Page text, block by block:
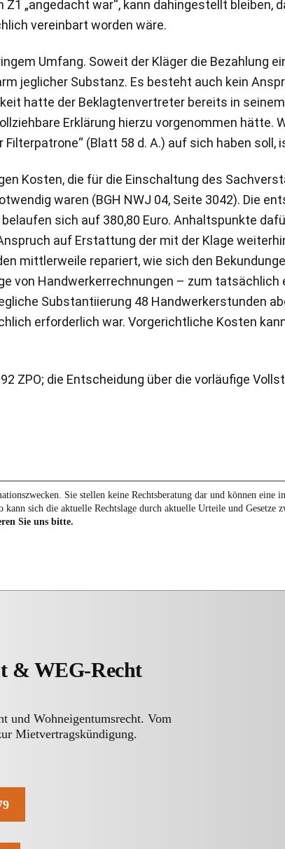
„angedacht war“, kann dahingestellt bleiben,
vereinbart worden wäre.
Umfang. Soweit der Kläger die Bezahlung
jeglicher Substanz. Es besteht auch kein
hatte der Beklagtenvertreter bereits in
Erklärung hierzu vorgenommen hätte.
(Blatt 58 d. A.) auf sich haben soll,
Kosten, die für die Einschaltung des
waren (BGH NWJ 04, Seite 3042). Die
sich auf 380,80 Euro. Anhaltspunkte
auf Erstattung der mit der Klage
mittlerweile repariert, wie sich den
von Handwerkerrechnungen – zum
Substantiierung 48 Handwerkerstunden
erforderlich war. Vorgerichtliche Kosten
ZPO; die Entscheidung über die vorläufige
Sie stellen keine Rechtsberatung dar und können eine
sich die aktuelle Rechtslage durch aktuelle Urteile und Gesetze
Sie uns bitte.
& WEG-Recht
und Wohneigentumsrecht. Vom
Mietvertragskündigung.